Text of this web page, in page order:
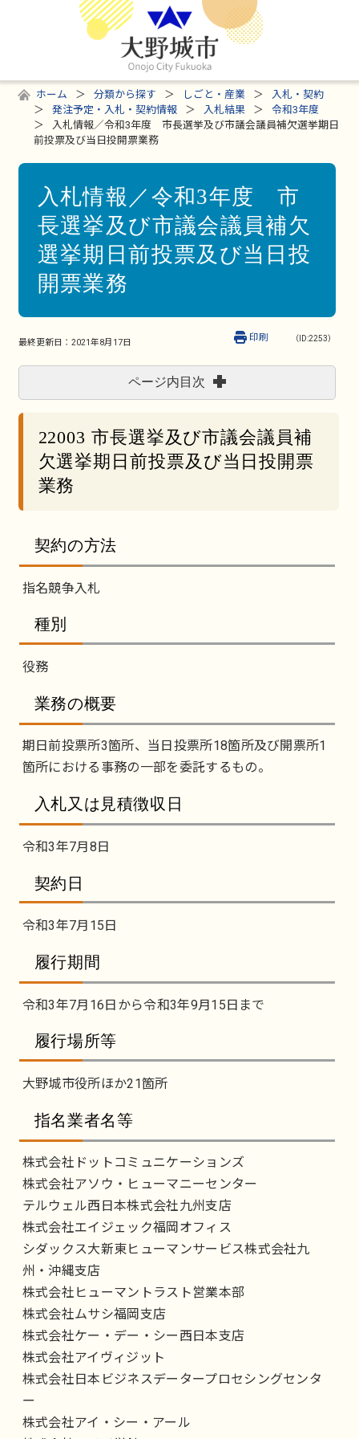
ホーム 分類から探す しごと・産業
入札・契約
発注予定・入札・契約情報
入札結果
令和3年度
入札情報／令和3年度 市長選挙及び市議会議員補欠選挙期日
前投票及び当日投開票業務
入札情報／令和3年度 市
長選挙及び市議会議員補欠
選挙期日前投票及び当日投
開票業務
最終更新日： 2021年8月17日 （ID:2253）
印刷
ページ内目次
22003 市長選挙及び市議会議員補
欠選挙期日前投票及び当日投開票
業務
契約の方法
指名競争入札
種別
役務
業務の概要
期日前投票所3箇所、当日投票所18箇所及び開票所1
箇所における事務の一部を委託するもの。
入札又は見積徴収日
令和3年7月8日
契約日
令和3年7月15日
履行期間
令和3年7月16日から令和3年9月15日まで
履行場所等
大野城市役所ほか21箇所
指名業者名等
株式会社ドットコミュニケーションズ
株式会社アソウ・ヒューマニーセンター
テルウェル西日本株式会社九州支店
株式会社エイジェック福岡オフィス
シダックス大新東ヒューマンサービス株式会社九
州・沖縄支店
株式会社ヒューマントラスト営業本部
株式会社ムサシ福岡支店
株式会社ケー・デー・シー西日本支店
株式会社アイヴィジット
株式会社日本ビジネスデータープロセシングセンタ
ー
株式会社アイ・シー・アール